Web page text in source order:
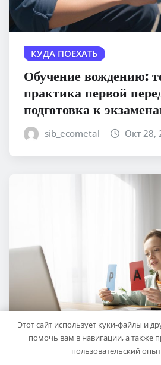
КУДА ПОЕХАТЬ
Обучение вождению:
практика первой
подготовка к
sib_ecometal Окт 28,
Этот сайт использует куки-файлы и
помочь вам в навигации, а также
пользовательский